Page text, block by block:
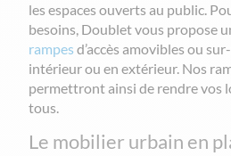
les espaces ouverts au public.
besoins, Doublet vous propose
rampes d’accès amovibles ou
intérieur ou en extérieur. Nos
permettront ainsi de rendre vos
tous.
Le mobilier urbain en